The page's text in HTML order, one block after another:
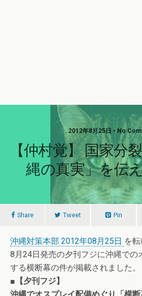
2012年8月25日 • No
【仲村覚】 国家分
縄の真実」を伝
Share Tweet Pin
沖縄対策本部 2012年08月25日 を
8月24日発売の夕刊フジに沖縄での
する横断幕の件が掲載されました。
■【夕刊フジ】